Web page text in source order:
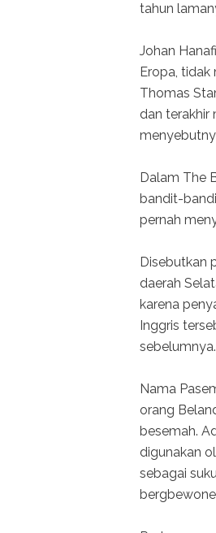
tahun
Johan
Eropa,
Thomas
dan terakhir
Dalam The
bandit-
pernah
Disebutkan
daerah
karena
Inggris
sebelumnya.
Nama
orang
besemah.
digunakan
sebagai